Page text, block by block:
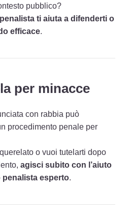
pubblico?
ti aiuta a difenderti o
efficace.
per minacce
con rabbia può
procedimento penale per
o vuoi tutelarti dopo
agisci subito con l’aiuto
esperto.